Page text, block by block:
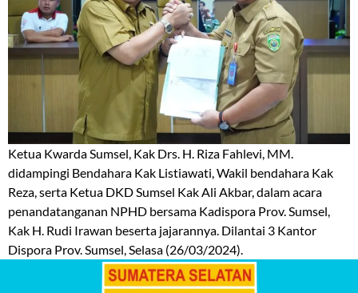
Ketua Kwarda Sumsel, Kak Drs. H. Riza Fahlevi, MM.
didampingi Bendahara Kak Listiawati, Wakil bendahara Kak
Reza, serta Ketua DKD Sumsel Kak Ali Akbar, dalam acara
penandatanganan NPHD bersama Kadispora Prov. Sumsel,
Kak H. Rudi Irawan beserta jajarannya. Dilantai 3 Kantor
Dispora Prov. Sumsel, Selasa (26/03/2024).